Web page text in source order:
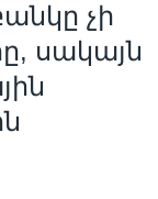
չի
սակայն